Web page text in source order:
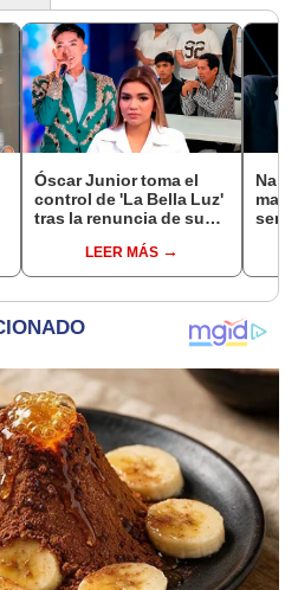
Óscar Junior toma el
control de 'La Bella Luz'
tras la renuncia de su
caso Naldy Saldaña
LEER MÁS